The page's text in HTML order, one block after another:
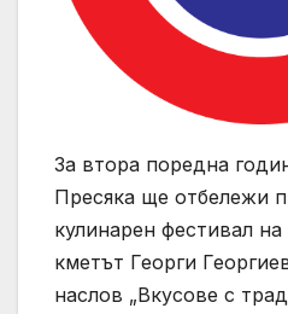
За втора поредна
Пресяка ще отбележи
кулинарен фестивал
кметът Георги
наслов „Вкусове с